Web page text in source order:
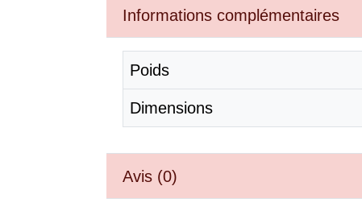
Informations complémentaires
Poids
Dimensions
Avis (0)